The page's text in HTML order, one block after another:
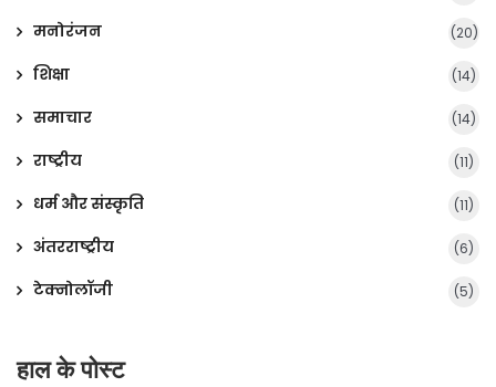
मनोरंजन (20)
शिक्षा (14)
समाचार (14)
राष्ट्रीय (11)
धर्म और संस्कृति (11)
अंतरराष्ट्रीय (6)
टेक्नोलॉजी (5)
हाल के पोस्ट